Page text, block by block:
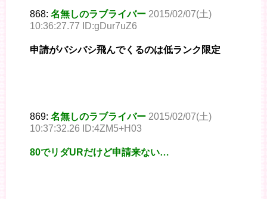
868: 名無しのラブライバー 2015/02/07(土)
10:36:27.77 ID:gDur7uZ6
申請がバシバシ飛んでくるのは低ランク限定
869: 名無しのラブライバー 2015/02/07(土)
10:37:32.26 ID:4ZM5+H03
80でリダURだけど申請来ない…